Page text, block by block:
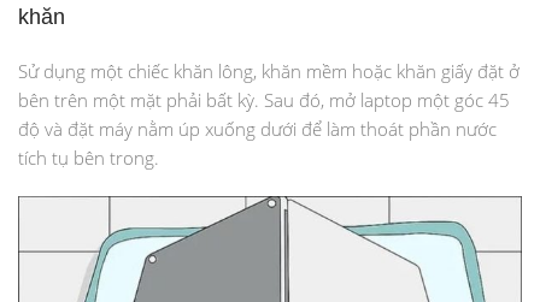
khăn
Sử dụng một chiếc khăn lông, khăn mềm hoặc khăn giấy đặt ở
bên trên một mặt phải bất kỳ. Sau đó, mở laptop một góc 45
độ và đặt máy nằm úp xuống dưới để làm thoát phần nước
tích tụ bên trong.